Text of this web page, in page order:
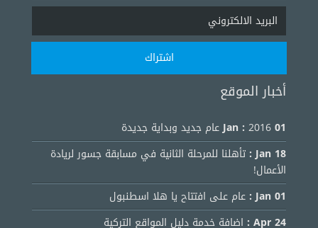
أخبار الموقع
01 Jan :2016 عام جديد وبداية جديدة
18 Jan :
تأهلنا للمرحلة الثانية في مسابقة جسور لريادة
الأعمال!
01 Jan :
عام على افتتاح يا هلا اسطنبول
24 Apr :
اضافة خدمة دليل المواقع التركية